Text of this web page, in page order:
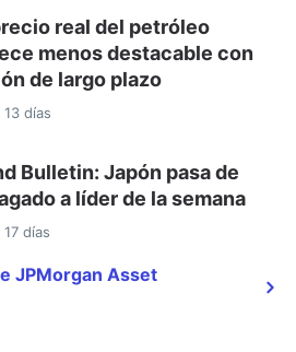
real del petróleo
menos destacable con
de largo plazo
13 días
Bulletin: Japón pasa de
a líder de la semana
días
JPMorgan Asset